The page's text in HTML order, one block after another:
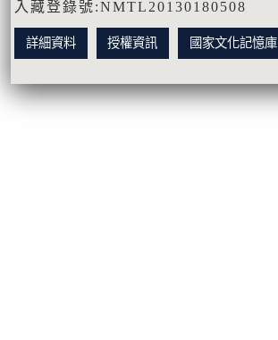
入藏登錄號:NMTL20130180508
詳細資料 授權資訊 國家文化記憶庫